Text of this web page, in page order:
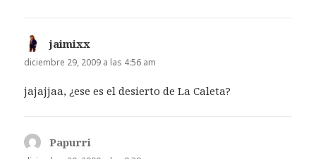
jaimixx
diciembre 29, 2009 a las 4:56 am
jajajjaa, ¿ese es el desierto de La Caleta?
Papurri